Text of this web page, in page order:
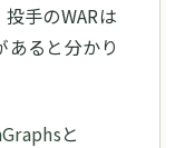
手のWARは
あると分かり
と